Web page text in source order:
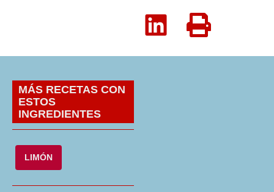
MÁS RECETAS CON
ESTOS
INGREDIENTES
LIMÓN